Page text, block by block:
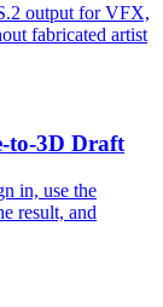
output for VFX,
fabricated artist
to-3D Draft
in, use the
result, and